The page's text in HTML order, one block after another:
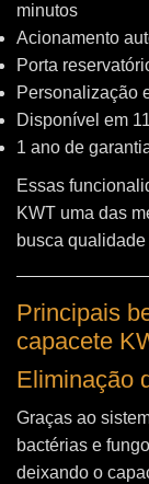
minutos
Acionamento
Porta
Personalização
Disponível em
1 ano de
Essas
KWT uma das
busca
Principais
capacete
Eliminação
Graças ao
bactérias e
deixando o